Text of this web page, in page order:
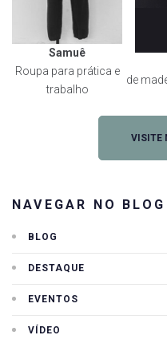
Samuê
Roupa para prática e
trabalho
de
VISITE
NAVEGAR NO
BLOG
DESTAQUE
EVENTOS
VÍDEO